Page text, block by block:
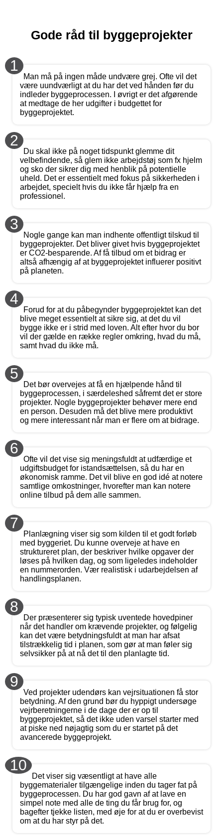
Gode råd til byggeprojekter
1
Man må på ingen måde undvære grej. Ofte vil det
være uundværligt at du har det ved hånden før du
indleder byggeprocessen. I øvrigt er det afgørende
at medtage de her udgifter i budgettet for
byggeprojektet.
2
Du skal ikke på noget tidspunkt glemme dit
velbefindende, så glem ikke arbejdstøj som fx hjelm
og sko der sikrer dig med henblik på potentielle
uheld. Det er essentielt med fokus på sikkerheden i
arbejdet, specielt hvis du ikke får hjælp fra en
professionel.
3
Nogle gange kan man indhente offentligt tilskud til
byggeprojekter. Det bliver givet hvis byggeprojektet
er CO2-besparende. Af få tilbud om et bidrag er
altså afhængig af at byggeprojektet influerer positivt
på planeten.
4
Forud for at du påbegynder byggeprojektet kan det
blive meget essentielt at sikre sig, at det du vil
bygge ikke er i strid med loven. Alt efter hvor du bor
vil der gælde en række regler omkring, hvad du må,
samt hvad du ikke må.
5
Det bør overvejes at få en hjælpende hånd til
byggeprocessen, i særdeleshed såfremt det er store
projekter. Nogle byggeprojekter behøver mere end
en person. Desuden må det blive mere produktivt
og mere interessant når man er flere om at bidrage.
6
Ofte vil det vise sig meningsfuldt at udfærdige et
udgiftsbudget for istandsættelsen, så du har en
økonomisk ramme. Det vil blive en god idé at notere
samtlige omkostninger, hvorefter man kan notere
online tilbud på dem alle sammen.
7
Planlægning viser sig som kilden til et godt forløb
med byggeriet. Du kunne overveje at have en
struktureret plan, der beskriver hvilke opgaver der
løses på hvilken dag, og som ligeledes indeholder
en nummerorden. Vær realistisk i udarbejdelsen af
handlingsplanen.
8
Der præsenterer sig typisk uventede hovedpiner
når det handler om krævende projekter, og følgelig
kan det være betydningsfuldt at man har afsat
tilstrækkelig tid i planen, som gør at man føler sig
selvsikker på at nå det til den planlagte tid.
9
Ved projekter udendørs kan vejrsituationen få stor
betydning. Af den grund bør du hyppigt undersøge
vejrberetningerne i de dage der er op til
byggeprojektet, så det ikke uden varsel starter med
at piske ned nøjagtig som du er startet på det
avancerede byggeprojekt.
10
Det viser sig væsentligt at have alle
byggematerialer tilgængelige inden du tager fat på
byggeprocessen. Du har god gavn af at lave en
simpel note med alle de ting du får brug for, og
bagefter tjekke listen, med øje for at du er overbevist
om at du har styr på det.